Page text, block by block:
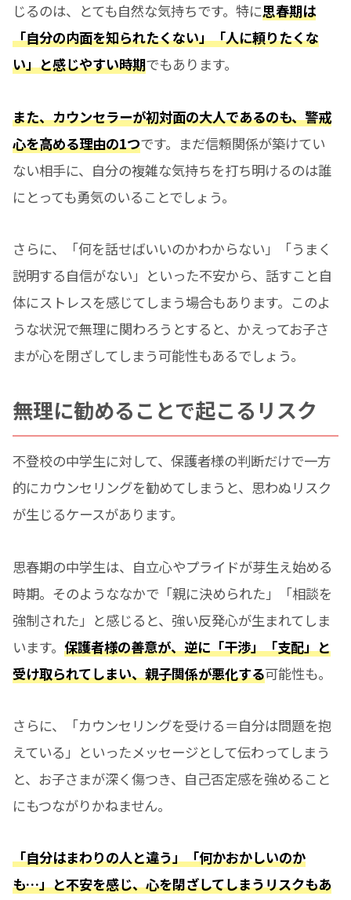
じるのは、とても自然な気持ちです。特に思春期は
「自分の内面を知られたくない」「人に頼りたくな
い」と感じやすい時期でもあります。
また、カウンセラーが初対面の大人であるのも、警戒
心を高める理由の1つです。まだ信頼関係が築けてい
ない相手に、自分の複雑な気持ちを打ち明けるのは誰
にとっても勇気のいることでしょう。
さらに、「何を話せばいいのかわからない」「うまく
説明する自信がない」といった不安から、話すこと自
体にストレスを感じてしまう場合もあります。このよ
うな状況で無理に関わろうとすると、かえってお子さ
まが心を閉ざしてしまう可能性もあるでしょう。
無理に勧めることで起こるリスク
不登校の中学生に対して、保護者様の判断だけで一方
的にカウンセリングを勧めてしまうと、思わぬリスク
が生じるケースがあります。
思春期の中学生は、自立心やプライドが芽生え始める
時期。そのようななかで「親に決められた」「相談を
強制された」と感じると、強い反発心が生まれてしま
います。保護者様の善意が、逆に「干渉」「支配」と
受け取られてしまい、親子関係が悪化する可能性も。
さらに、「カウンセリングを受ける＝自分は問題を抱
えている」といったメッセージとして伝わってしまう
と、お子さまが深く傷つき、自己否定感を強めること
にもつながりかねません。
「自分はまわりの人と違う」「何かおかしいのか
も…」と不安を感じ、心を閉ざしてしまうリスクもあ